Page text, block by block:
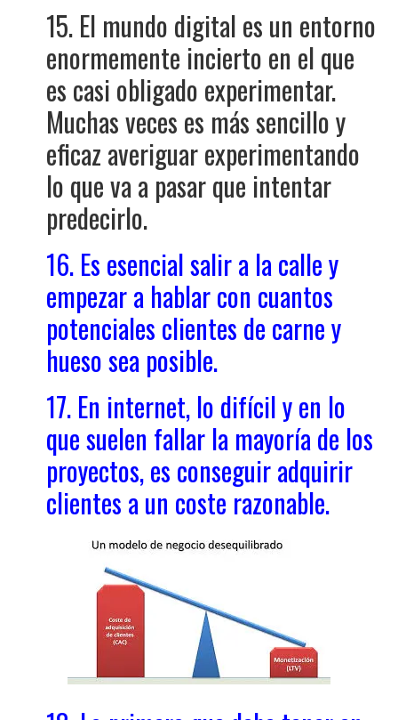
15. El mundo digital es un entorno
enormemente incierto en el que
es casi obligado experimentar.
Muchas veces es más sencillo y
eficaz averiguar experimentando
lo que va a pasar que intentar
predecirlo.
16. Es esencial salir a la calle y
empezar a hablar con cuantos
potenciales clientes de carne y
hueso sea posible.
17. En internet, lo difícil y en lo
que suelen fallar la mayoría de los
proyectos, es conseguir adquirir
clientes a un coste razonable.